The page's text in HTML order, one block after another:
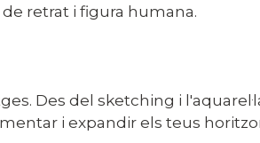
retrat i figura humana.
Des del sketching i
i expandir els teus